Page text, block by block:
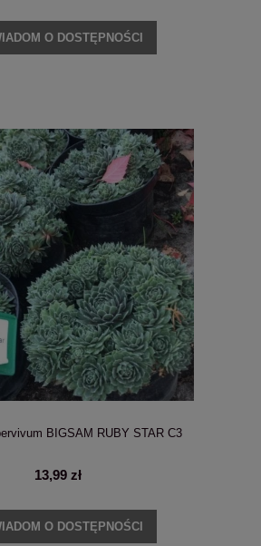
O DOSTĘPNOŚCI
BIGSAM RUBY STAR C3
13,99 zł
O DOSTĘPNOŚCI